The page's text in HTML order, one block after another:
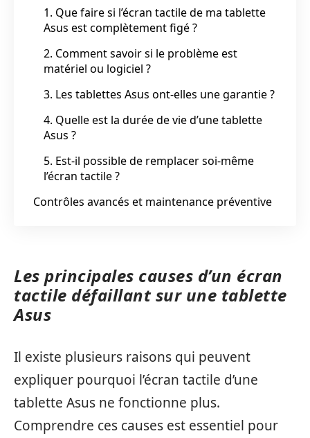
1. Que faire si l’écran tactile de ma tablette
Asus est complètement figé ?
2. Comment savoir si le problème est
matériel ou logiciel ?
3. Les tablettes Asus ont-elles une garantie ?
4. Quelle est la durée de vie d’une tablette
Asus ?
5. Est-il possible de remplacer soi-même
l’écran tactile ?
Contrôles avancés et maintenance préventive
Les principales causes d’un écran
tactile défaillant sur une tablette
Asus
Il existe plusieurs raisons qui peuvent
expliquer pourquoi l’écran tactile d’une
tablette Asus ne fonctionne plus.
Comprendre ces causes est essentiel pour